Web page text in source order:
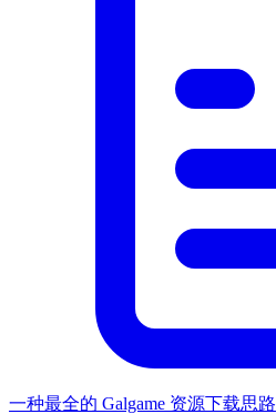
一种最全的 Galgame 资源下载思路